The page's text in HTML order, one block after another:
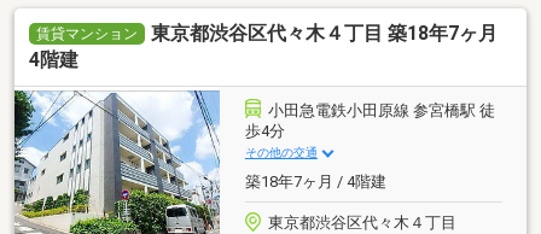
賃貸マンション
東京都渋谷区代々木４丁目 築18年7ヶ月
4階建
小田急電鉄小田原線 参宮橋駅 徒
歩4分
その他の交通
築18年7ヶ月 / 4階建
東京都渋谷区代々木４丁目